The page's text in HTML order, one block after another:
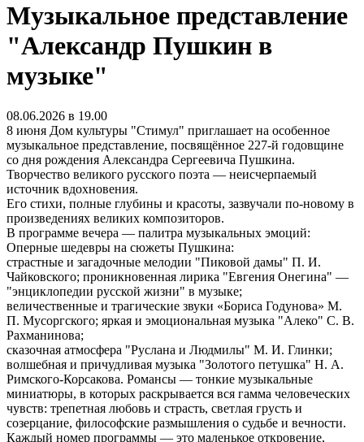
Музыкальное представление
"Александр Пушкин в
музыке"
08.06.2026 в 19.00
8 июня Дом культуры "Стимул" приглашает на особенное
музыкальное представление, посвящённое 227‑й годовщине
со дня рождения Александра Сергеевича Пушкина.
Творчество великого русского поэта — неисчерпаемый
источник вдохновения.
Его стихи, полные глубины и красоты, зазвучали по‑новому в
произведениях великих композиторов.
В программе вечера — палитра музыкальных эмоций:
Оперные шедевры на сюжеты Пушкина:
страстные и загадочные мелодии "Пиковой дамы" П. И.
Чайковского; проникновенная лирика "Евгения Онегина" —
"энциклопедии русской жизни" в музыке;
величественные и трагические звуки «Бориса Годунова» М.
П. Мусоргского; яркая и эмоциональная музыка "Алеко" С. В.
Рахманинова;
сказочная атмосфера "Руслана и Людмилы" М. И. Глинки;
волшебная и причудливая музыка "Золотого петушка" Н. А.
Римского‑Корсакова. Романсы — тонкие музыкальные
миниатюры, в которых раскрывается вся гамма человеческих
чувств: трепетная любовь и страсть, светлая грусть и
созерцание, философские размышления о судьбе и вечности.
Каждый номер программы — это маленькое откровение,